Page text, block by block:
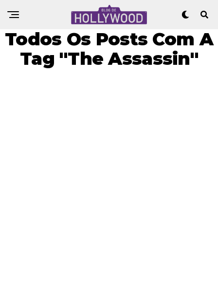
Todos Os Posts Com A
Tag "The Assassin"